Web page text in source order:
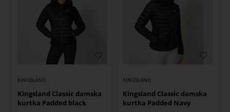
KINGSLAND
Kingsland Classic damska
kurtka Padded black
KINGSLAND
Kingsland Classic damska
kurtka Padded Navy